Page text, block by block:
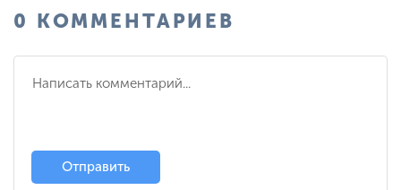
0 КОММЕНТАРИЕВ
Отправить